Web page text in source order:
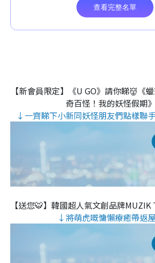
【新會員限定】《U GO》請你睇👹《
奇百怪！我的妖怪假期》
↓一齊睇下小新同妖怪朋友們點樣聯
【送您🐯】韓國超人氣文創品牌MUZIK
↓將萌虎嘅慵懶療癒帶返